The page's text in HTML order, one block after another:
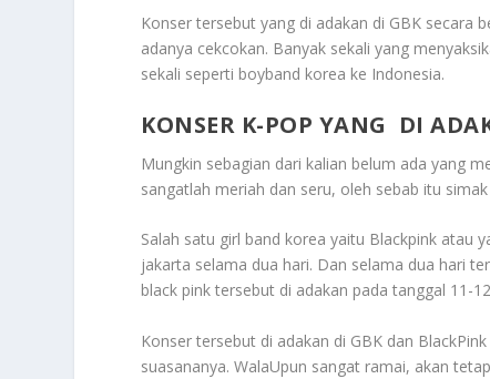
Konser tersebut yang di adakan di GBK secara
adanya cekcokan. Banyak sekali yang
sekali seperti boyband korea ke Indonesia.
KONSER K-POP YANG DI
Mungkin sebagian dari kalian belum ada yang
sangatlah meriah dan seru, oleh sebab itu
Salah satu girl band korea yaitu Blackpink atau
jakarta selama dua hari. Dan selama dua hari
black pink tersebut di adakan pada tanggal 11-
Konser tersebut di adakan di GBK dan
suasananya. WalaUpun sangat ramai, akan